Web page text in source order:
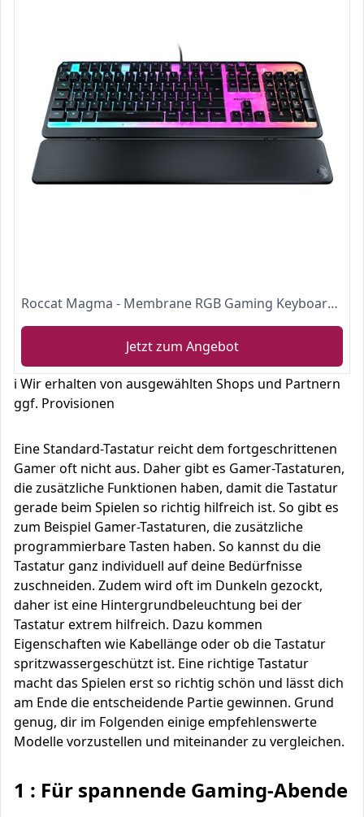
Roccat Magma - Membrane RGB Gaming Keyboard mit RGB-Beleuchtung (DE Layout), schwarz
Jetzt zum Angebot
ℹ️ Wir erhalten von ausgewählten Shops und Partnern
ggf. Provisionen
Eine Standard-Tastatur reicht dem fortgeschrittenen
Gamer oft nicht aus. Daher gibt es Gamer-Tastaturen,
die zusätzliche Funktionen haben, damit die Tastatur
gerade beim Spielen so richtig hilfreich ist. So gibt es
zum Beispiel Gamer-Tastaturen, die zusätzliche
programmierbare Tasten haben. So kannst du die
Tastatur ganz individuell auf deine Bedürfnisse
zuschneiden. Zudem wird oft im Dunkeln gezockt,
daher ist eine Hintergrundbeleuchtung bei der
Tastatur extrem hilfreich. Dazu kommen
Eigenschaften wie Kabellänge oder ob die Tastatur
spritzwassergeschützt ist. Eine richtige Tastatur
macht das Spielen erst so richtig schön und lässt dich
am Ende die entscheidende Partie gewinnen. Grund
genug, dir im Folgenden einige empfehlenswerte
Modelle vorzustellen und miteinander zu vergleichen.
1 : Für spannende Gaming-Abende